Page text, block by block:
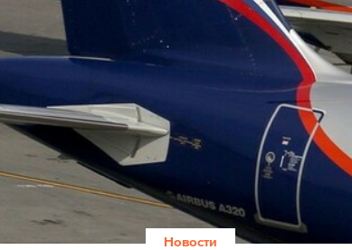
Новости